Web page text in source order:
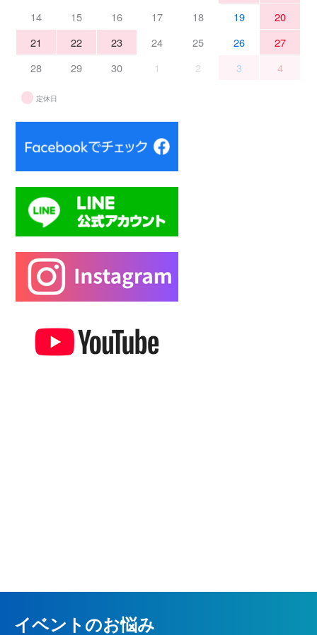
14
15 16 17 18 19
20
21
22 23 24 25 26
27
28
29 30 1 2 3 4
定休日
イベントのお悩み